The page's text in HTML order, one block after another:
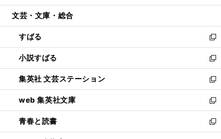
開
ウ
開
く
ン
ウ
で
開
く
ウ
ン
ド
ウ
で
開
く
文芸・文庫・総合
すばる
新
し
い
ウ
ィ
ン
ド
ウ
で
開
小説すばる
新
し
い
ウ
ィ
ン
ド
ウ
集英社 文芸ステーション
新
し
い
ウ
ィ
ン
web 集英社文庫
新
し
い
ウ
青春と読書
新
し